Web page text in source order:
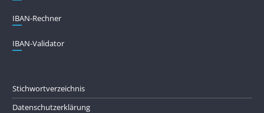
IBAN-Rechner
IBAN-Validator
Stichwortverzeichnis
Datenschutzerklärung